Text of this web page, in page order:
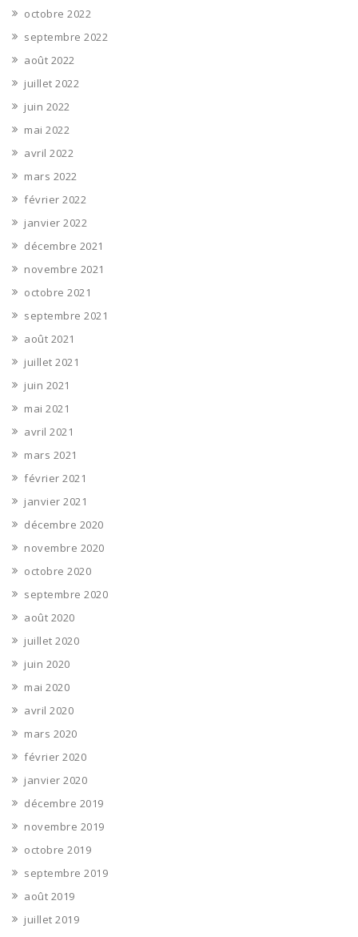
octobre 2022
septembre 2022
août 2022
juillet 2022
juin 2022
mai 2022
avril 2022
mars 2022
février 2022
janvier 2022
décembre 2021
novembre 2021
octobre 2021
septembre 2021
août 2021
juillet 2021
juin 2021
mai 2021
avril 2021
mars 2021
février 2021
janvier 2021
décembre 2020
novembre 2020
octobre 2020
septembre 2020
août 2020
juillet 2020
juin 2020
mai 2020
avril 2020
mars 2020
février 2020
janvier 2020
décembre 2019
novembre 2019
octobre 2019
septembre 2019
août 2019
juillet 2019